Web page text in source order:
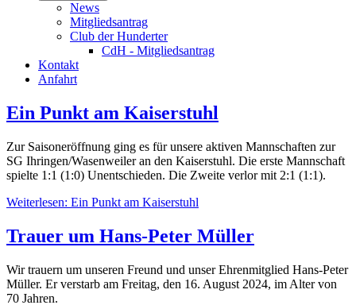
News
Mitgliedsantrag
Club der Hunderter
CdH - Mitgliedsantrag
Kontakt
Anfahrt
Ein Punkt am Kaiserstuhl
Zur Saisoneröffnung ging es für unsere aktiven Mannschaften zur
SG Ihringen/Wasenweiler an den Kaiserstuhl. Die erste Mannschaft
spielte 1:1 (1:0) Unentschieden. Die Zweite verlor mit 2:1 (1:1).
Weiterlesen: Ein Punkt am Kaiserstuhl
Trauer um Hans-Peter Müller
Wir trauern um unseren Freund und unser Ehrenmitglied Hans-Peter
Müller. Er verstarb am Freitag, den 16. August 2024, im Alter von
70 Jahren.